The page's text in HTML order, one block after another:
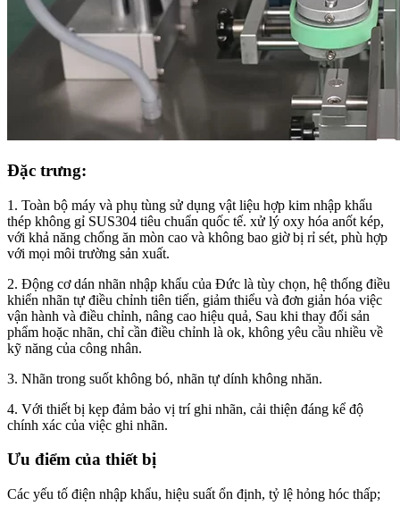
Đặc trưng:
1. Toàn bộ máy và phụ tùng sử dụng vật liệu hợp kim nhập khẩu
thép không gỉ SUS304 tiêu chuẩn quốc tế. xử lý oxy hóa anốt kép,
với khả năng chống ăn mòn cao và không bao giờ bị rỉ sét, phù hợp
với mọi môi trường sản xuất.
2. Động cơ dán nhãn nhập khẩu của Đức là tùy chọn, hệ thống điều
khiển nhãn tự điều chỉnh tiên tiến, giảm thiểu và đơn giản hóa việc
vận hành và điều chỉnh, nâng cao hiệu quả, Sau khi thay đổi sản
phẩm hoặc nhãn, chỉ cần điều chỉnh là ok, không yêu cầu nhiều về
kỹ năng của công nhân.
3. Nhãn trong suốt không bó, nhãn tự dính không nhăn.
4. Với thiết bị kẹp đảm bảo vị trí ghi nhãn, cải thiện đáng kể độ
chính xác của việc ghi nhãn.
Ưu điểm của thiết bị
Các yếu tố điện nhập khẩu, hiệu suất ổn định, tỷ lệ hỏng hóc thấp;